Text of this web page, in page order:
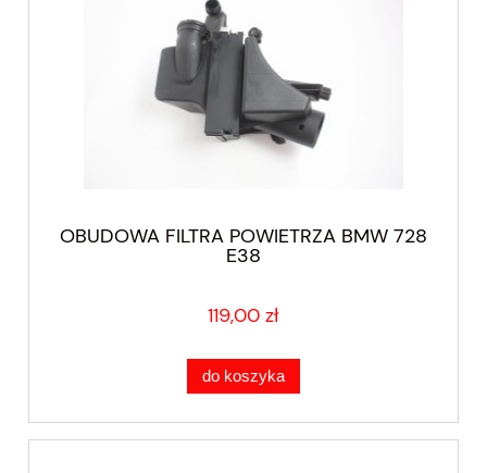
OBUDOWA FILTRA POWIETRZA BMW 728
E38
119,00 zł
do koszyka